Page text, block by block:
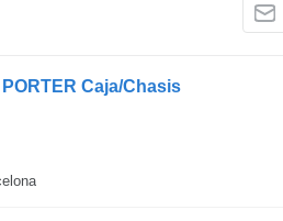
Caja/Chasis